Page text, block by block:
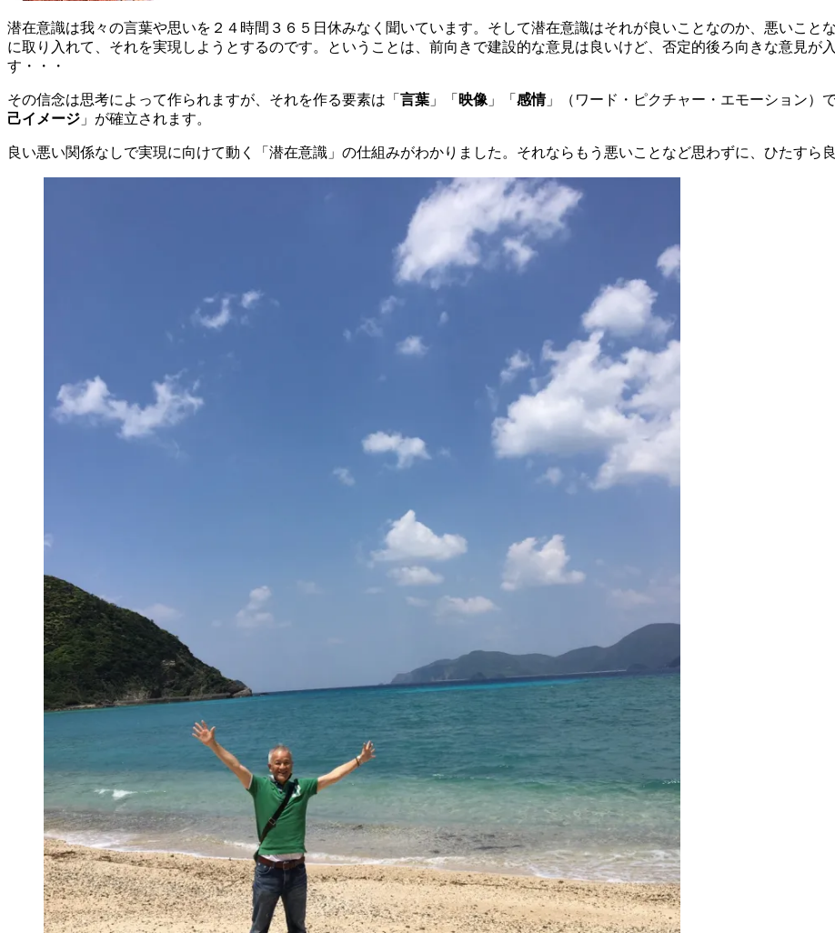
潜在意識は我々の言葉や思いを２４時間３６５日休みなく聞いています。そして潜在意識はそれが良いことなのか、悪いこと
に取り入れて、それを実現しようとするのです。ということは、前向きで建設的な意見は良いけど、否定的後ろ向きな意見が
す・・・
その信念は思考によって作られますが、それを作る要素は「 言葉 」「 映像 」「 感情」（ワード・ピクチャー・エモーション）
己イメージ 」が確立されます。
良い悪い関係なしで実現に向けて動く「潜在意識」の仕組みがわかりました。それならもう悪いことなど思わずに、ひたすら